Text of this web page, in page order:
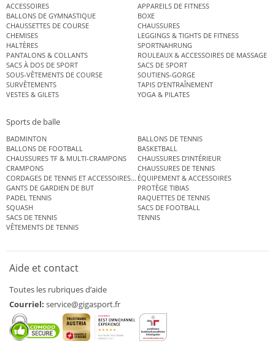
ACCESSOIRES
APPAREILS DE FITNESS
BALLONS DE GYMNASTIQUE
BOXE
CHAUSSETTES DE COURSE
CHAUSSURES
CHEMISES
LEGGINGS & TIGHTS DE FITNESS
HALTÈRES
SPORTNAHRUNG
PANTALONS & COLLANTS
ROULEAUX & ACCESSOIRES DE MASSAGE
SACS À DOS DE SPORT
SACS DE SPORT
SOUS-VÊTEMENTS DE COURSE
SOUTIENS-GORGE
SURVÊTEMENTS
TAPIS D’ENTRAÎNEMENT
VESTES & GILETS
YOGA & PILATES
Sports de balle
BADMINTON
BALLONS DE TENNIS
BALLONS DE FOOTBALL
BASKETBALL
CHAUSSURES TF & MULTI-CRAMPONS
CHAUSSURES D’INTÉRIEUR
CRAMPONS
CHAUSSURES DE TENNIS
CORDAGES DE TENNIS ET ACCESSOIRES DE TENNISÉQUIPEMENT & ACCESSOIRES
GANTS DE GARDIEN DE BUT
PROTÈGE TIBIAS
PADEL TENNIS
RAQUETTES DE TENNIS
SQUASH
SACS DE FOOTBALL
SACS DE TENNIS
TENNIS
VÊTEMENTS DE TENNIS
Aide et contact
Toutes les rubriques d’aide
Courriel: service@gigasport.fr